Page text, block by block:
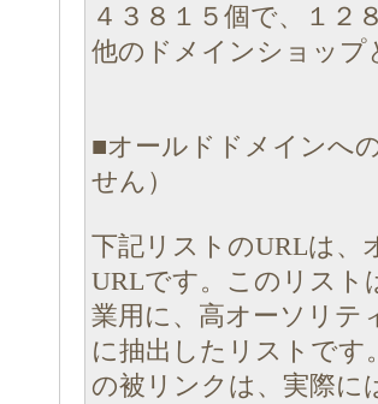
４３８１５個で、１２
他のドメインショップ
■オールドドメインへ
せん）
下記リストのURLは、
URLです。このリスト
業用に、高オーソリテ
に抽出したリストで
の被リンクは、実際に